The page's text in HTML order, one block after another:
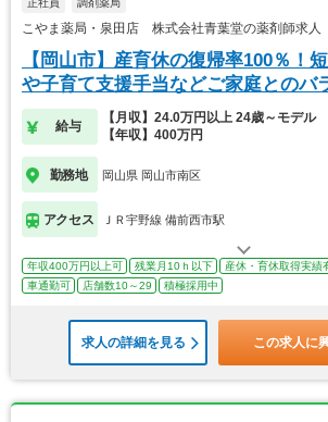
正社員 調剤薬局
こやま薬局・泉田店 株式会社青葉堂の薬剤師求人
【岡山市】産育休の復帰率100％！
や子育て支援手当などご家庭とのバ
す！
給与
【月収】24.0万円以上 24歳～モデル
【年収】400万円
勤務地 岡山県 岡山市南区
アクセス ＪＲ宇野線 備前西市駅
年収400万円以上可 残業月10ｈ以下 産休・育休取得実績
車通勤可
店舗数10～29 積極採用中
求人の詳細を見る この求人に